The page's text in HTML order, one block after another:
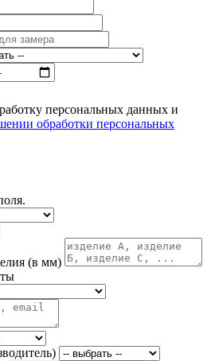
персональных данных и
обработки персональных
(в мм)